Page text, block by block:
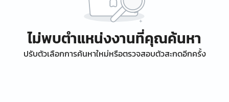
ไม่พบตำแหน่งงานที่คุณค้นหา
ปรับตัวเลือกการค้นหาใหม่หรือตรวจสอบตัวสะกดอีกครั้ง